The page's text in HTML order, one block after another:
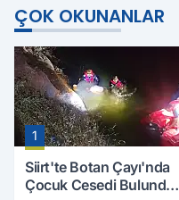
ÇOK OKUNANLAR
1
Siirt'te Botan Çayı'nda
Çocuk Cesedi Bulundu: